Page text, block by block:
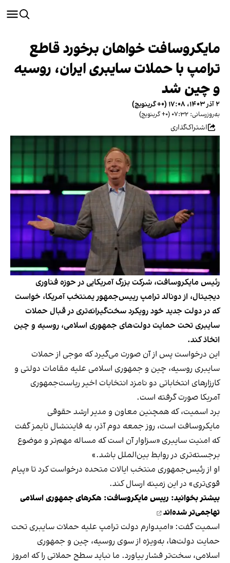
مایکروسافت خواهان برخورد قاطع
ترامپ با حملات سایبری ایران، روسیه
و چین شد
۲ آذر ۱۴۰۳، ۱۷:۰۸ (‎+۰ گرینویچ)
به‌روزرسانی: ۰۷:۳۲ (‎+۰ گرینویچ)
اشتراک‌گذاری
رئیس مایکروسافت، شرکت بزرگ آمریکایی در حوزه فناوری
دیجیتال، از دونالد ترامپ رییس‌جمهور یمنتخب آمریکا، خواست
که در دولت جدید خود رویکرد سخت‌گیرانه‌تری در قبال حملات
سایبری تحت حمایت دولت‌های جمهوری اسلامی، روسیه و چین
اتخاذ کند.
این درخواست پس از آن صورت می‌گیرد که موجی از حملات
سایبری روسیه، چین و جمهوری اسلامی علیه مقامات دولتی و
کارزارهای انتخاباتی دو نامزد انتخابات اخیر ریاست‌جمهوری
آمریکا صورت گرفته است.
برد اسمیت، که همچنین معاون و مدیر ارشد حقوقی
مایکروسافت است، روز جمعه دوم آذر، به فایننشال تایمز گفت
که امنیت سایبری «سزاوار آن است که مساله مهم‌تر و موضوع
برجسته‌تری در روابط بین‌الملل باشد.»
او از رئیس‌جمهوری منتخب ایالات متحده درخواست کرد تا «پیام
قوی‌تری» در این زمینه ارسال کند.
بیشتر بخوانید: رییس مایکروسافت: هکرهای جمهوری اسلامی
تهاجمی‌تر شده‌اند
اسمیت گفت: «امیدوارم دولت ترامپ علیه حملات سایبری تحت
حمایت دولت‌ها، به‌ویژه از سوی روسیه، چین و جمهوری
اسلامی، سخت‌تر فشار بیاورد. ما نباید سطح حملاتی را که امروز